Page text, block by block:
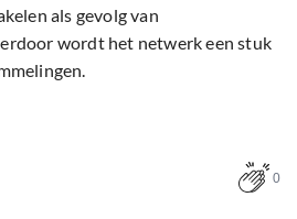
als gevolg van
wordt het netwerk een stuk
0